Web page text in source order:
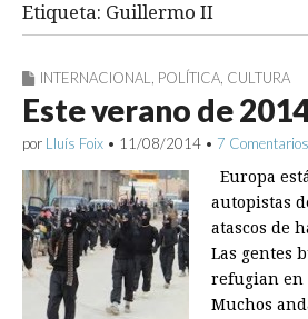
Etiqueta: Guillermo II
INTERNACIONAL POLÍTICA CULTURA
Este verano de
por Lluís Foix • 11/08/2014 • 7 Comentarios
Europa
autopistas
atascos de
Las gentes
refugian en
Muchos